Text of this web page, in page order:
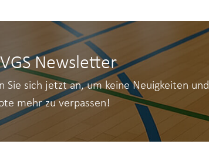
Newsletter
Sie sich jetzt an, um keine Neuigkeiten und
mehr zu verpassen!